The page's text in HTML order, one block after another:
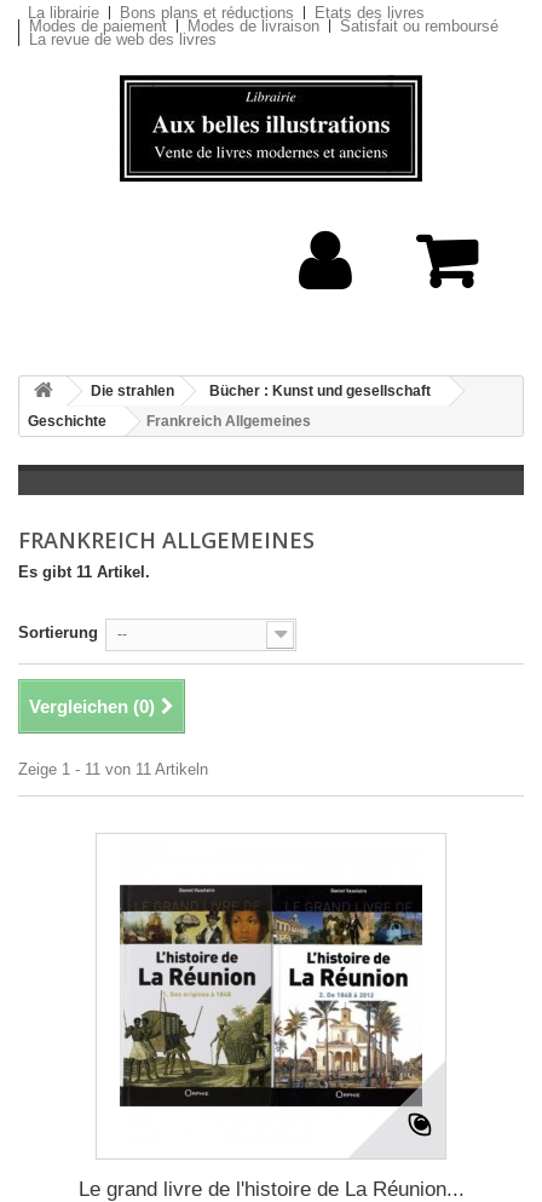
La librairie Bons plans et réductions Etats des livres
Modes de paiement Modes de livraison Satisfait ou remboursé
La revue de web des livres
Die strahlen
Bücher : Kunst und gesellschaft
Geschichte
Frankreich Allgemeines
FRANKREICH ALLGEMEINES
Es gibt 11 Artikel.
Sortierung --
Vergleichen (0)
Zeige 1 - 11 von 11 Artikeln
Le grand livre de l'histoire de La Réunion...